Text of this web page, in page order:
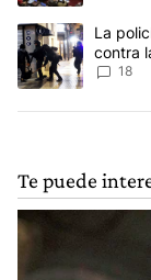
Un artículo de
La
contra
heridos
18